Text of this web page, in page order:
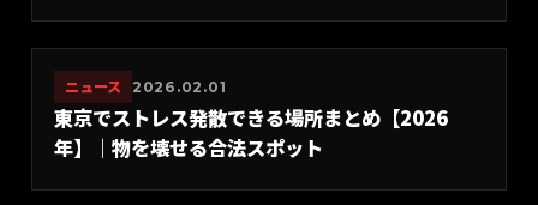
ニュース 2026.02.01
東京でストレス発散できる場所まとめ【2026
年】｜物を壊せる合法スポット